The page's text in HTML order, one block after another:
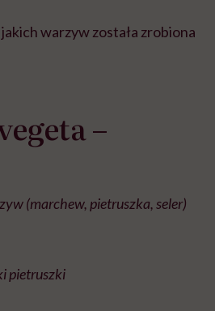
warzyw została zrobiona
–
(marchew, pietruszka, seler)
pietruszki